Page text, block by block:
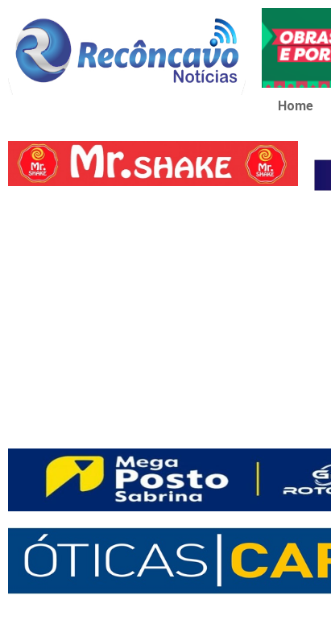
Home